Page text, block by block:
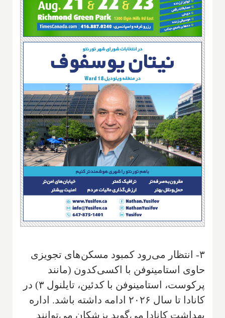
۳- انتظار می‌رود کمبود مسکن‌های تجویزی
حاوی استامینوفن با اکسی‌کدون (مانند
پرکوست، استامینوفن با کدئین، تایلنول ۳) در
کانادا تا سال ۲۰۲۶ ادامه داشته باشد. اداره
بهداشت کانادا می‌گوید پزشکان می‌توانند